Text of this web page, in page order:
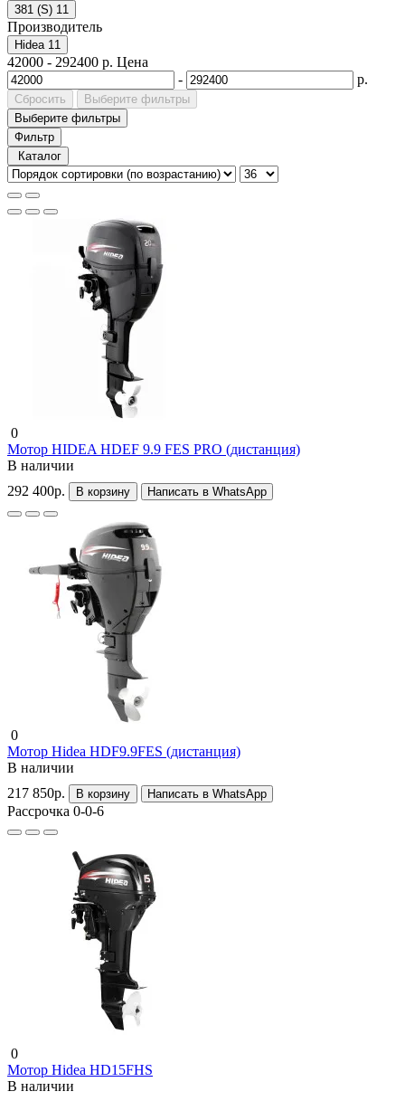
381 (S) 11
Производитель
Hidea 11
42000 - 292400 р. Цена
-
р.
Сбросить
Выберите фильтры
Выберите фильтры
Фильтр
Каталог
0
Мотор HIDEA HDEF 9.9 FES PRO (дистанция)
В наличии
292 400р.
В корзину Написать в WhatsApp
0
Мотор Hidea HDF9.9FES (дистанция)
В наличии
217 850р.
В корзину Написать в WhatsApp
Рассрочка 0-0-6
0
Мотор Hidea HD15FHS
В наличии